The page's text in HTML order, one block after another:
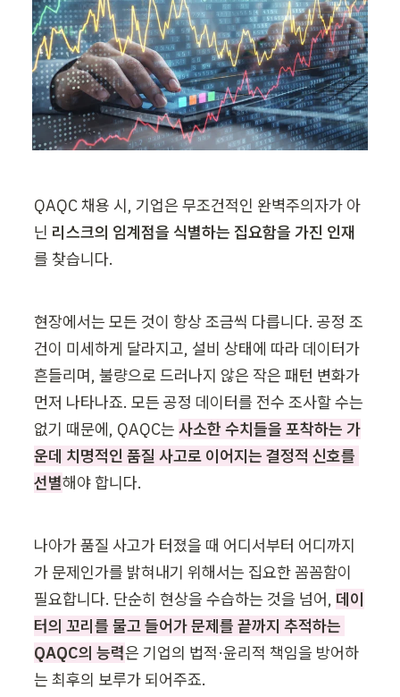
QAQC 채용 시, 기업은 무조건적인 완벽주의자가 아
닌 리스크의 임계점을 식별하는 집요함을 가진 인재
를 찾습니다.
현장에서는 모든 것이 항상 조금씩 다릅니다. 공정 조
건이 미세하게 달라지고, 설비 상태에 따라 데이터가
흔들리며, 불량으로 드러나지 않은 작은 패턴 변화가
먼저 나타나죠. 모든 공정 데이터를 전수 조사할 수는
없기 때문에, QAQC는 사소한 수치들을 포착하는 가
운데 치명적인 품질 사고로 이어지는 결정적 신호를
선별해야 합니다.
나아가 품질 사고가 터졌을 때 어디서부터 어디까지
가 문제인가를 밝혀내기 위해서는 집요한 꼼꼼함이
필요합니다. 단순히 현상을 수습하는 것을 넘어, 데이
터의 꼬리를 물고 들어가 문제를 끝까지 추적하는
QAQC의 능력은 기업의 법적·윤리적 책임을 방어하
는 최후의 보루가 되어주죠.